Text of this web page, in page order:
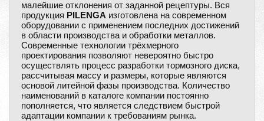
малейшие отклонения от заданной рецептуры. Вся
продукция PILENGA изготовлена на современном
оборудовании с применением последних достижений
в области производства и обработки металлов.
Современные технологии трёхмерного
проектирования позволяют невероятно быстро
осуществлять процесс разработки тормозного диска,
рассчитывая массу и размеры, которые являются
основой литейной фазы производства. Количество
наименований в каталоге компании постоянно
пополняется, что является следствием быстрой
адаптации компании к требованиям рынка.